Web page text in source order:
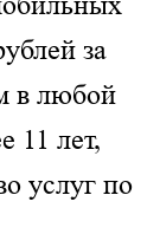
за
в любой
11 лет,
услуг по